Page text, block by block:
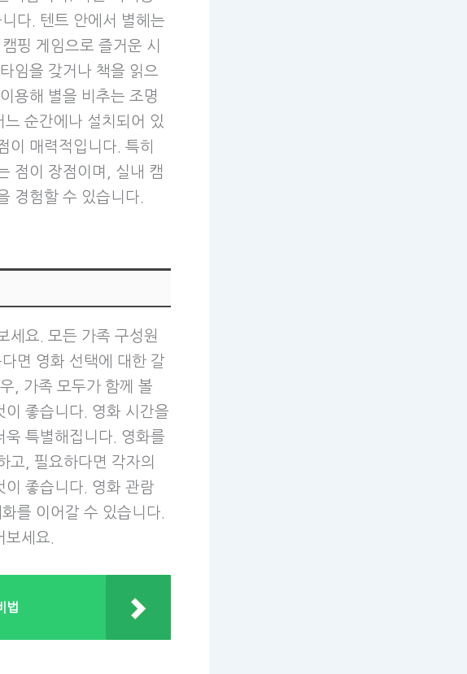
다. 텐트 안에서 별헤는
핑 게임으로 즐거운 시
임을 갖거나 책을 읽으
용해 별을 비추는 조명
순간에나 설치되어 있
이 매력적입니다. 특히
점이 장점이며, 실내 캠
경험할 수 있습니다.
세요. 모든 가족 구성원
면 영화 선택에 대한 갈
, 가족 모두가 함께 볼
좋습니다. 영화 시간을
특별해집니다. 영화를
고, 필요하다면 각자의
이 좋습니다. 영화 관람
를 이어갈 수 있습니다.
세요.
법